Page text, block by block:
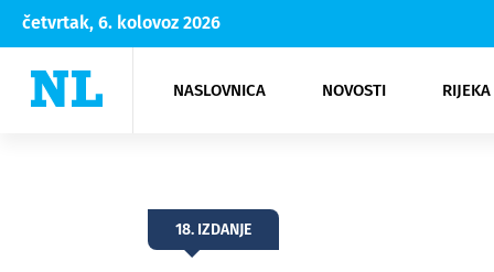
četvrtak, 6. kolovoz 2026
NASLOVNICA NOVOSTI
Rijeka Opatija
NK
Moda
Kultura
18. IZDANJE